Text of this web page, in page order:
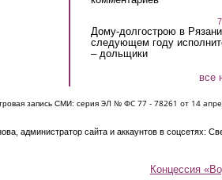
Дому-долгострою в
следующем году
– дольщики
все
запись СМИ: серия ЭЛ № ФС 77 - 78261 от 14
администратор сайта и аккаунтов в соцсетях:
Концессия